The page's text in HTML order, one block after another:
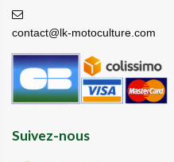
contact@lk-motoculture.com
Suivez-nous